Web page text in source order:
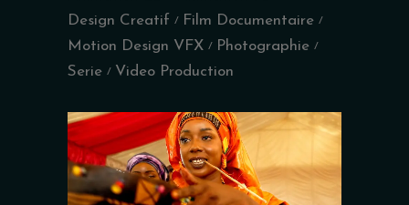
Design Creatif
Film Documentaire
Motion Design VFX
Photographie
Serie
Video Production